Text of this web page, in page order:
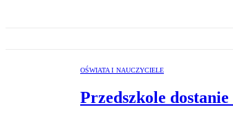
OŚWIATA I NAUCZYCIELE
Przedszkole